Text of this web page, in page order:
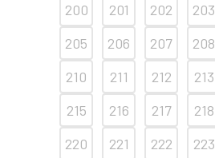
200
201 202 203
205
206 207 208
210
211 212 213
215
216 217 218
220
221 222 223